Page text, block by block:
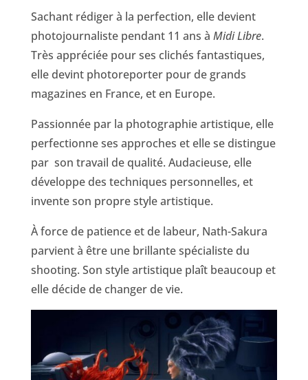
Sachant rédiger à la perfection, elle devient
photojournaliste pendant 11 ans à Midi Libre.
Très appréciée pour ses clichés fantastiques,
elle devint photoreporter pour de grands
magazines en France, et en Europe.
Passionnée par la photographie artistique, elle
perfectionne ses approches et elle se distingue
par son travail de qualité. Audacieuse, elle
développe des techniques personnelles, et
invente son propre style artistique.
À force de patience et de labeur, Nath-Sakura
parvient à être une brillante spécialiste du
shooting. Son style artistique plaît beaucoup et
elle décide de changer de vie.